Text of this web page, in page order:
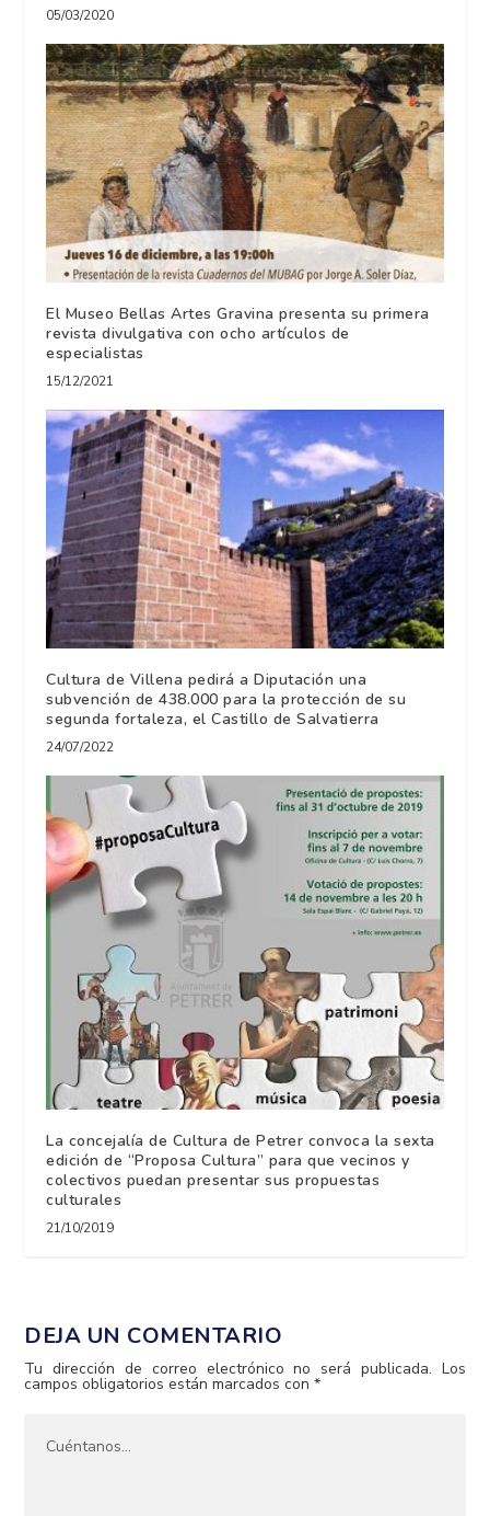
05/03/2020
El Museo Bellas Artes Gravina presenta su primera
revista divulgativa con ocho artículos de
especialistas
15/12/2021
Cultura de Villena pedirá a Diputación una
subvención de 438.000 para la protección de su
segunda fortaleza, el Castillo de Salvatierra
24/07/2022
La concejalía de Cultura de Petrer convoca la sexta
edición de “Proposa Cultura” para que vecinos y
colectivos puedan presentar sus propuestas
culturales
21/10/2019
DEJA UN COMENTARIO
Tu dirección de correo electrónico no será publicada. Los
campos obligatorios están marcados con*